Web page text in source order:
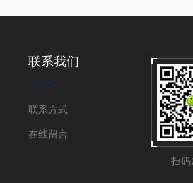
联系我们
联系方式
在线留言
扫